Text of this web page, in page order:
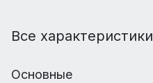
Все характеристики
Основные